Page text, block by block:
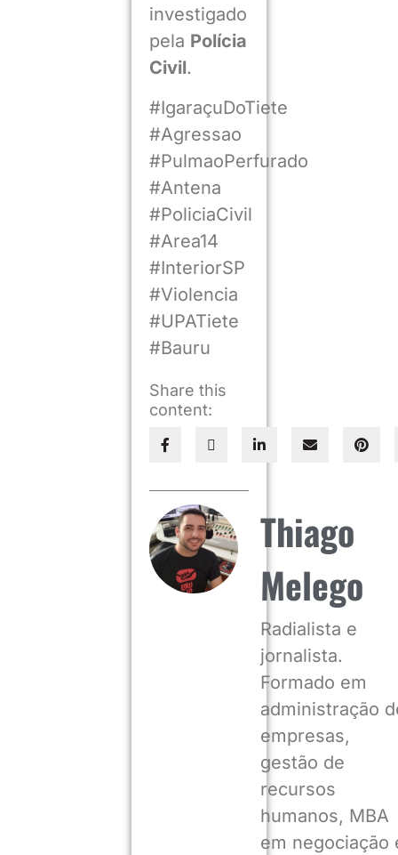
investigado
pela Polícia
Civil.
#IgaraçuDoTiete
#Agressao
#PulmaoPerfurado
#Antena
#PoliciaCivil
#Area14
#InteriorSP
#Violencia
#UPATiete
#Bauru
Share this
content:
Thiago
Melego
Radialista e
jornalista.
Formado em
administração
empresas,
gestão de
recursos
humanos, MBA
em negociação